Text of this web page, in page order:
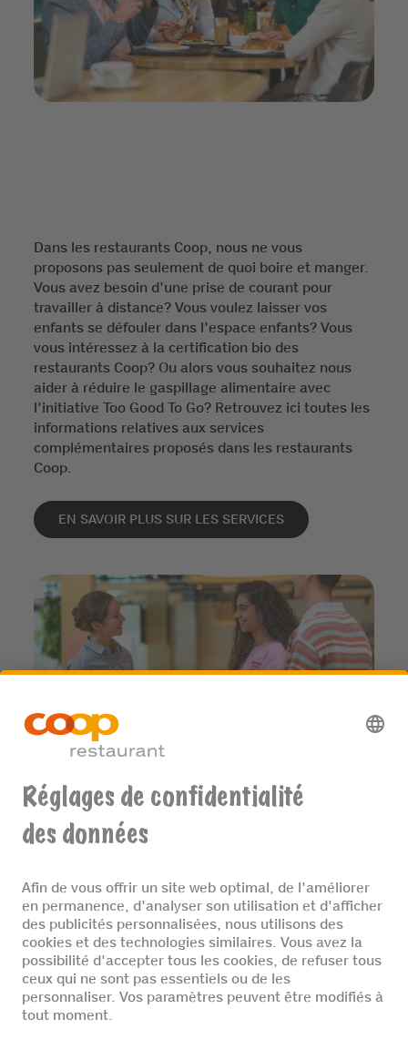
Dans les restaurants Coop, nous ne vous
proposons pas seulement de quoi boire et manger.
Vous avez besoin d'une prise de courant pour
travailler à distance? Vous voulez laisser vos
enfants se défouler dans l'espace enfants? Vous
vous intéressez à la certification bio des
restaurants Coop? Ou alors vous souhaitez nous
aider à réduire le gaspillage alimentaire avec
l'initiative Too Good To Go? Retrouvez ici toutes les
informations relatives aux services
complémentaires proposés dans les restaurants
Coop.
EN SAVOIR PLUS SUR LES SERVICES
TROUVER UN RESTAURANT